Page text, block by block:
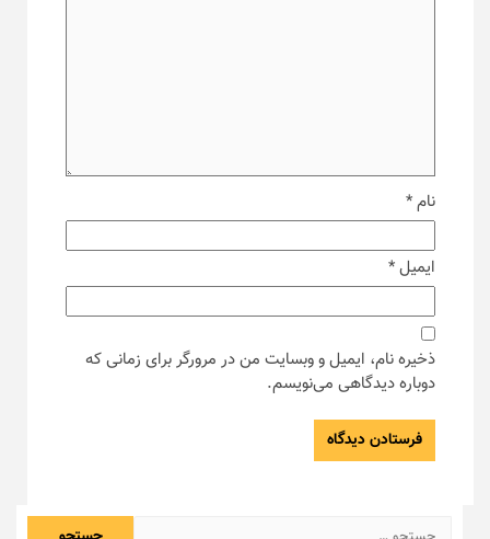
نام*
ایمیل*
ذخیره نام، ایمیل و وبسایت من در مرورگر برای زمانی که
دوباره دیدگاهی می‌نویسم.
جستجو